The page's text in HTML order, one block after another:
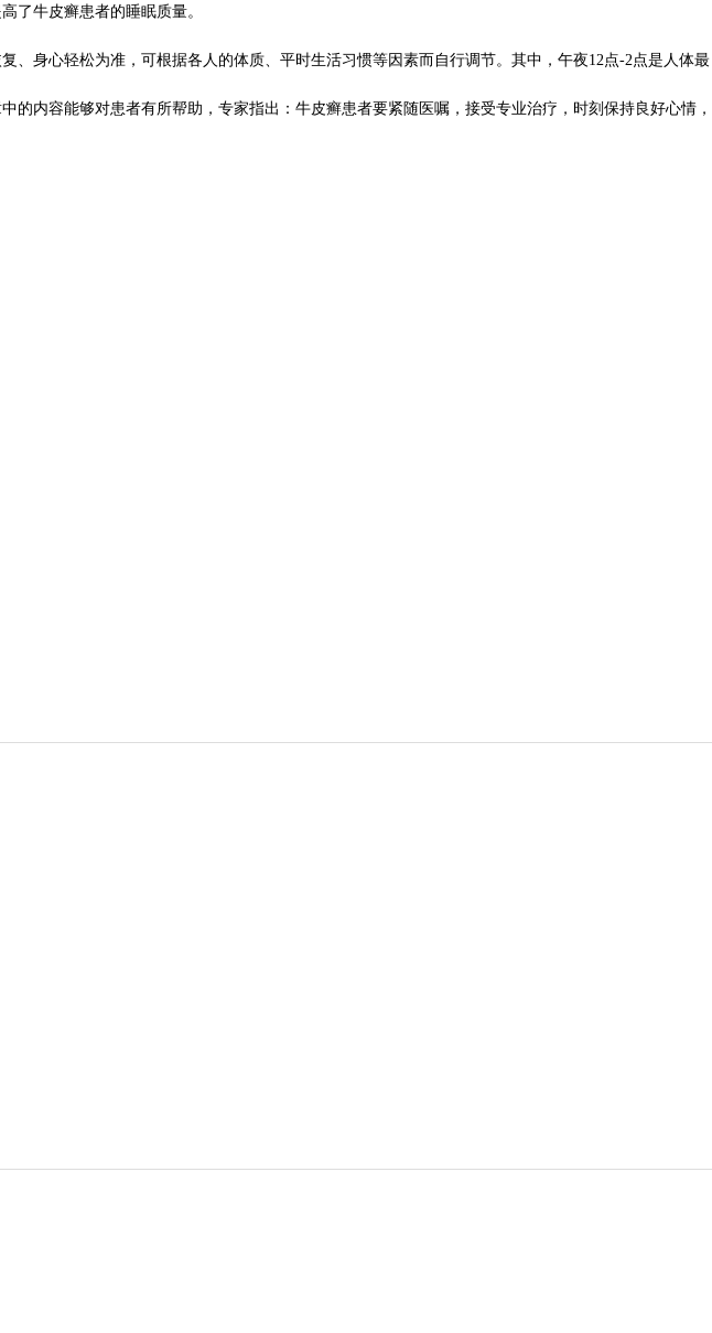
牛皮癣患者的睡眠质量。
身心轻松为准，可根据各人的体质、平时生活习惯等因素而自行调节。其中，午夜12点-2点是人体最
内容能够对患者有所帮助，专家指出：牛皮癣患者要紧随医嘱，接受专业治疗，时刻保持良好心情，